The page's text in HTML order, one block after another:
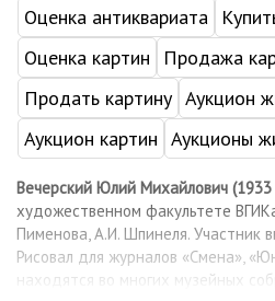
Оценка антиквариата
Оценка картин
Продажа
Продать картину Аукцион
Аукцион картин Аукционы
Вечерский Юлий Михайлович (1933
художественном факультете
Пименова, А.И. Шпинеля. Участник
Рисовал для журналов «Смена»,
находятся во многих музейных